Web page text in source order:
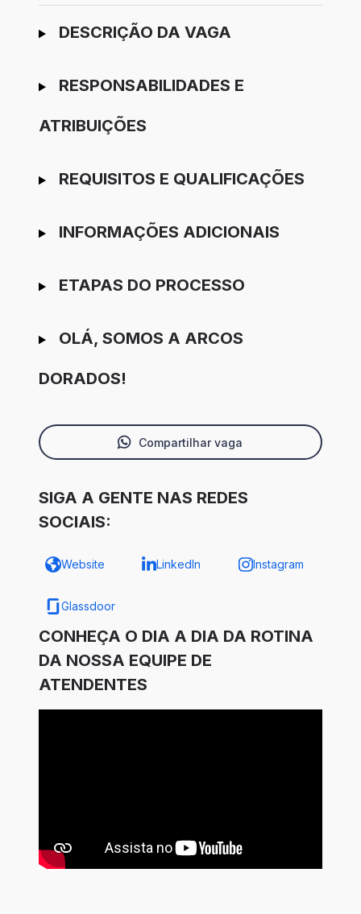
Ir para candidatura
DESCRIÇÃO DA VAGA
RESPONSABILIDADES E
ATRIBUIÇÕES
REQUISITOS E QUALIFICAÇÕES
INFORMAÇÕES ADICIONAIS
ETAPAS DO PROCESSO
OLÁ, SOMOS A ARCOS
DORADOS!
Compartilhar vaga
SIGA A GENTE NAS REDES
SOCIAIS:
Website LinkedIn Instagram
Glassdoor
CONHEÇA O DIA A DIA DA ROTINA
DA NOSSA EQUIPE DE
ATENDENTES